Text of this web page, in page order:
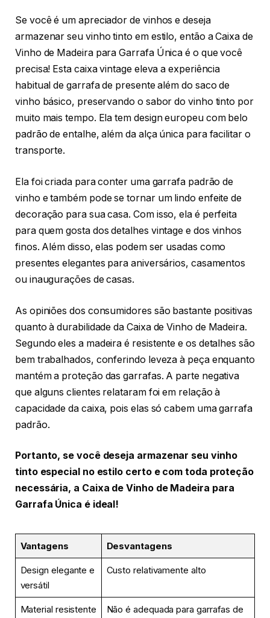
Se você é um apreciador de vinhos e deseja
armazenar seu vinho tinto em estilo, então a Caixa de
Vinho de Madeira para Garrafa Única é o que você
precisa! Esta caixa vintage eleva a experiência
habitual de garrafa de presente além do saco de
vinho básico, preservando o sabor do vinho tinto por
muito mais tempo. Ela tem design europeu com belo
padrão de entalhe, além da alça única para facilitar o
transporte.
Ela foi criada para conter uma garrafa padrão de
vinho e também pode se tornar um lindo enfeite de
decoração para sua casa. Com isso, ela é perfeita
para quem gosta dos detalhes vintage e dos vinhos
finos. Além disso, elas podem ser usadas como
presentes elegantes para aniversários, casamentos
ou inaugurações de casas.
As opiniões dos consumidores são bastante positivas
quanto à durabilidade da Caixa de Vinho de Madeira.
Segundo eles a madeira é resistente e os detalhes são
bem trabalhados, conferindo leveza à peça enquanto
mantém a proteção das garrafas. A parte negativa
que alguns clientes relataram foi em relação à
capacidade da caixa, pois elas só cabem uma garrafa
padrão.
Portanto, se você deseja armazenar seu vinho
tinto especial no estilo certo e com toda proteção
necessária, a Caixa de Vinho de Madeira para
Garrafa Única é ideal!
Vantagens Desvantagens
Design elegante e
versátil
Custo relativamente alto
Material resistente
Não é adequada para garrafas de